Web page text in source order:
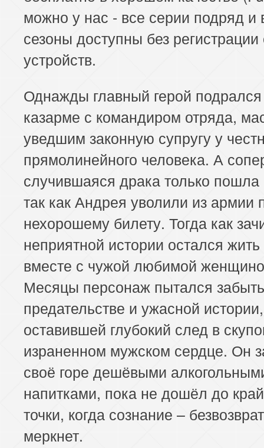
можно у нас - все серии подряд и
сезоны доступны без регистрации
устройств.
Однажды главный герой
казарме с командиром отряда,
уведшим законную супругу у
прямолинейного человека. А
случившаяся драка только пошла
так как Андрея уволили из армии
нехорошему билету. Тогда как
неприятной истории остался жить
вместе с чужой любимой
Месяцы персонаж пытался
предательстве и ужасной истории,
оставившей глубокий след в
израненном мужском сердце. Он
своё горе дешёвыми
напитками, пока не дошёл до
точки, когда сознание –
меркнет.